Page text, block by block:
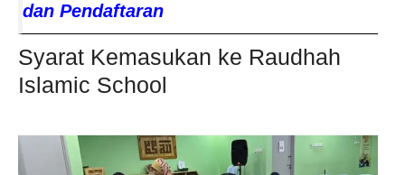
dan Pendaftaran
Syarat Kemasukan ke Raudhah
Islamic School